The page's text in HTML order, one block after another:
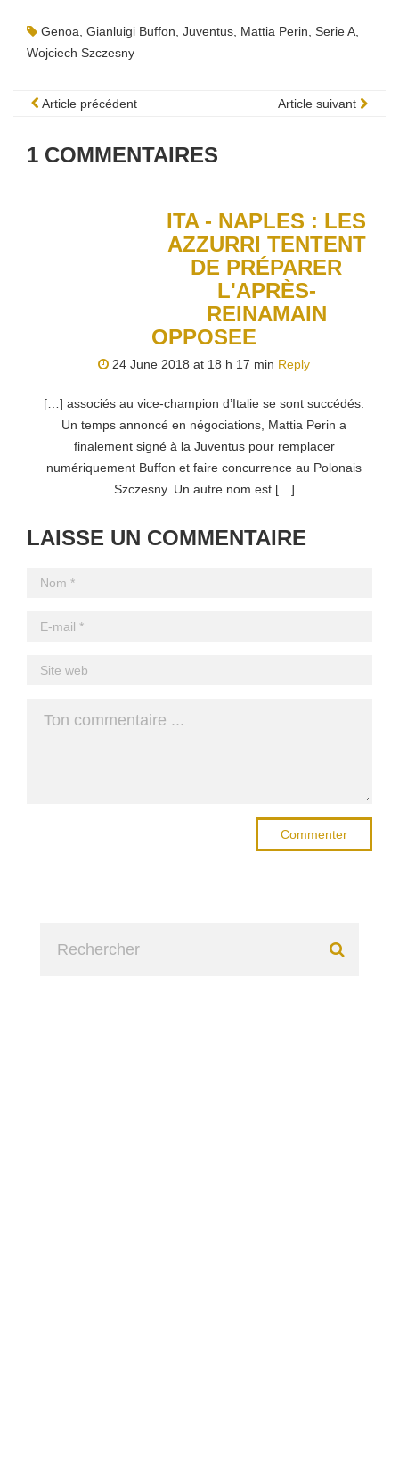
Genoa Gianluigi Buffon Juventus Mattia Perin Serie A
Wojciech Szczesny
Article précédent Article suivant
1 COMMENTAIRES
ITA - NAPLES : LES
AZZURRI TENTENT
DE PRÉPARER
L'APRÈS-
REINAMAIN
OPPOSEE
24 June 2018 at 18 h 17 min Reply
[…] associés au vice-champion d’Italie se sont succédés.
Un temps annoncé en négociations, Mattia Perin a
finalement signé à la Juventus pour remplacer
numériquement Buffon et faire concurrence au Polonais
Szczesny. Un autre nom est […]
LAISSE UN COMMENTAIRE
Commenter